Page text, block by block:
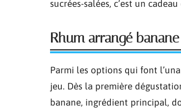
sucrées-salées, c’est un
Rhum arrangé
Parmi les options qui font
jeu. Dès la première
banane, ingrédient principal,